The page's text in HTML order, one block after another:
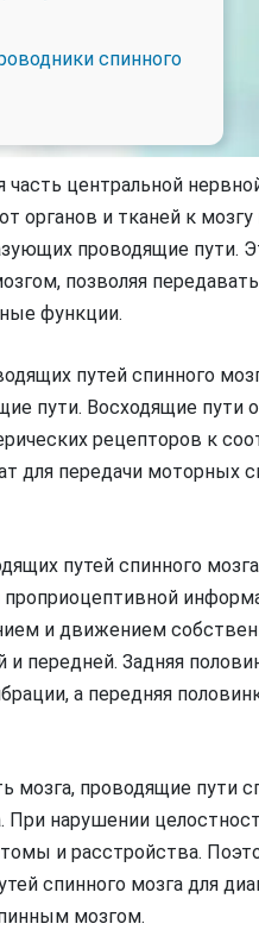
спинного
центральной
органов и тканей к
проводящие
позволяя
функции.
путей спинного
пути. Восходящие пути
рецепторов к
для передачи моторных
путей спинного
проприоцептивной
и движением
и передней. Задняя
а передняя
мозга, проводящие пути
При нарушении
и расстройства.
спинного мозга для
мозгом.